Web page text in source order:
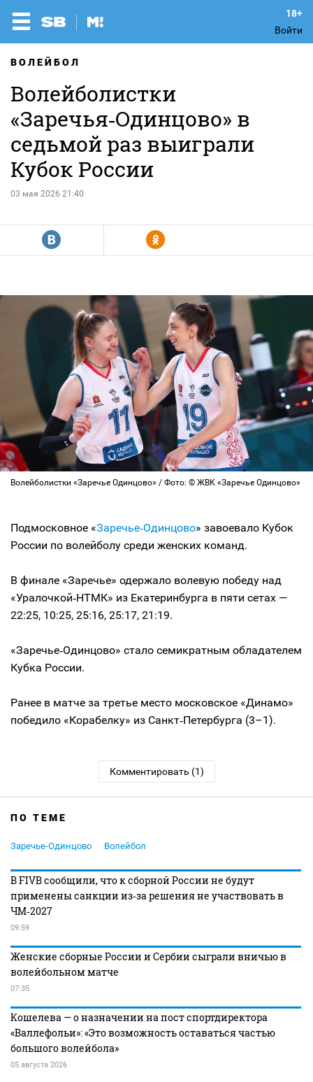
Войти
ВОЛЕЙБОЛ
Волейболистки
«Заречья‑Одинцово» в
седьмой раз выиграли
Кубок России
03 мая 2026 21:40
R Y
Волейболистки «‎Заречье Одинцово» / Фото: © ЖВК «‎Заречье Одинцово»
Подмосковное «Заречье‑Одинцово» завоевало Кубок
России по волейболу среди женских команд.
В финале «Заречье» одержало волевую победу над
«Уралочкой‑НТМК» из Екатеринбурга в пяти сетах —
22:25, 10:25, 25:16, 25:17, 21:19.
«Заречье‑Одинцово» стало семикратным обладателем
Кубка России.
Ранее в матче за третье место московское «Динамо»
победило «Корабелку» из Санкт‑Петербурга (3–1).
Комментировать (1)
ПО ТЕМЕ
Заречье-Одинцово Волейбол
В FIVB сообщили, что к сборной России не будут
применены санкции из‑за решения не участвовать в
ЧМ‑2027
09:59
Женские сборные России и Сербии сыграли вничью в
волейбольном матче
07:35
Кошелева — о назначении на пост спортдиректора
«Валлефольи»: «Это возможность оставаться частью
большого волейбола»
05 августа 2026